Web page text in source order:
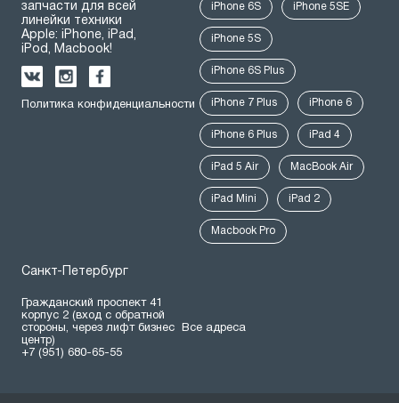
запчасти для всей
линейки техники
Apple: iPhone, iPad,
iPod, Macbook!
Политика конфиденциальности
iPhone 6S iPhone 5SE
iPhone 5S
iPhone 6S Plus
iPhone 7 Plus iPhone 6
iPhone 6 Plus iPad 4
iPad 5 Air MacBook Air
iPad Mini iPad 2
Macbook Pro
Санкт-Петербург
Гражданский проспект 41
корпус 2 (вход с обратной
стороны, через лифт бизнес
центр)
+7 (951) 680-65-55
Все адреса